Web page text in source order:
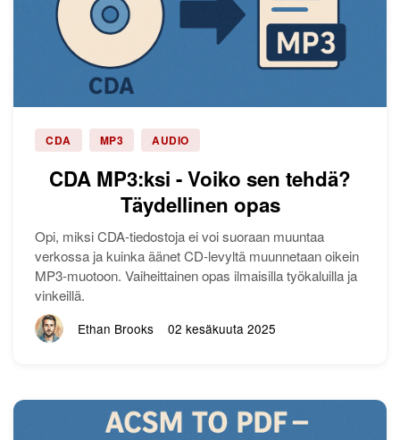
CDA MP3 AUDIO
CDA MP3:ksi - Voiko sen tehdä?
Täydellinen opas
Opi, miksi CDA-tiedostoja ei voi suoraan muuntaa
verkossa ja kuinka äänet CD-levyltä muunnetaan oikein
MP3-muotoon. Vaiheittainen opas ilmaisilla työkaluilla ja
vinkeillä.
Ethan Brooks 02 kesäkuuta 2025